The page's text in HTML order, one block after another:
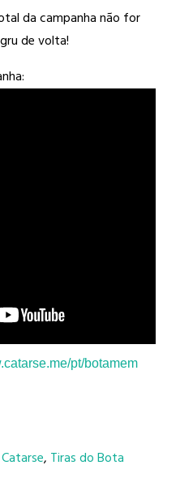
da campanha não for
de volta!
pt/botamem
Catarse, Tiras do Bota